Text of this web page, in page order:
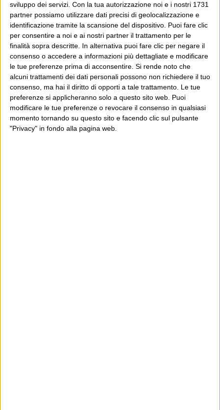
sviluppo dei servizi. Con la tua autorizzazione noi e i nostri 1731
partner possiamo utilizzare dati precisi di geolocalizzazione e
identificazione tramite la scansione del dispositivo. Puoi fare clic
per consentire a noi e ai nostri partner il trattamento per le
finalità sopra descritte. In alternativa puoi fare clic per negare il
consenso o accedere a informazioni più dettagliate e modificare
le tue preferenze prima di acconsentire. Si rende noto che
alcuni trattamenti dei dati personali possono non richiedere il tuo
consenso, ma hai il diritto di opporti a tale trattamento. Le tue
preferenze si applicheranno solo a questo sito web. Puoi
modificare le tue preferenze o revocare il consenso in qualsiasi
momento tornando su questo sito e facendo clic sul pulsante
"Privacy" in fondo alla pagina web.
By the time we got to Woodcock
POST SUCCESSIVO
A quelli che seguono
E per i regali di Natale